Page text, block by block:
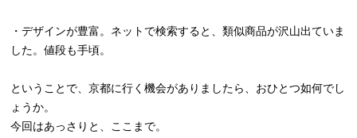
・デザインが豊富。ネットで検索すると、類似商品が沢山出ていま
した。値段も手頃。
ということで、京都に行く機会がありましたら、おひとつ如何でし
ょうか。
今回はあっさりと、ここまで。